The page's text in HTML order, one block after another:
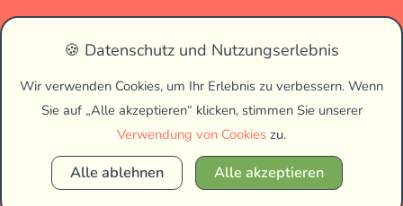
🍪 Datenschutz und Nutzungserlebnis
Wir verwenden Cookies, um Ihr Erlebnis zu verbessern. Wenn
Sie auf „Alle akzeptieren“ klicken, stimmen Sie unserer
Verwendung von Cookies zu.
Alle ablehnen Alle akzeptieren
Copyright © 2026 Vegan Biss